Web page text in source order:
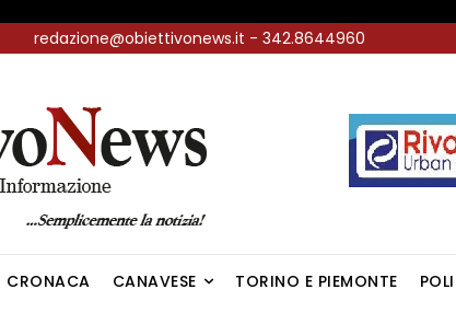
redazione@obiettivonews.it - 342.8644960
CRONACA CANAVESE TORINO E PIEMONTE